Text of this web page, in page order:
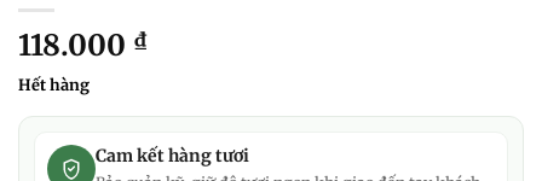
118.000 ₫
Hết hàng
Cam kết hàng tươi